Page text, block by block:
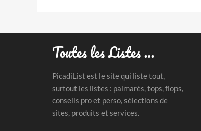
Toutes les Listes …
PicadiList est le site qui liste tout,
surtout les listes : palmarès, tops, flops,
conseils pro et perso, sélections de
sites, produits et services.